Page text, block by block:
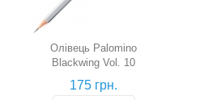
Олівець Palomino
Blackwing Vol. 10
175 грн.